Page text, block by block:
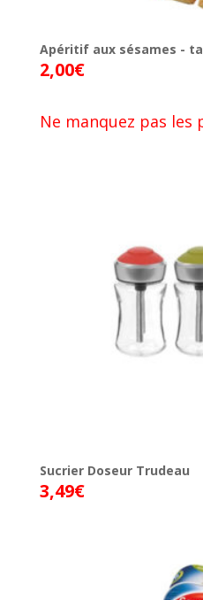
Apéritif aux sésames -
2,00€
Ne manquez pas les
Sucrier Doseur Trudeau
3,49€